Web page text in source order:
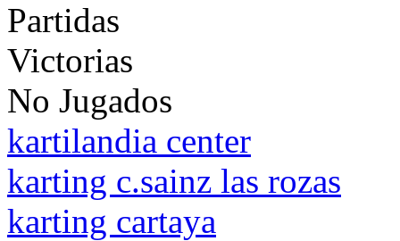
Partidas
Victorias
No Jugados
kartilandia center
karting c.sainz las rozas
karting cartaya